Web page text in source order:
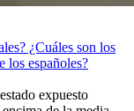
¿Cuáles son los
los españoles?
expuesto